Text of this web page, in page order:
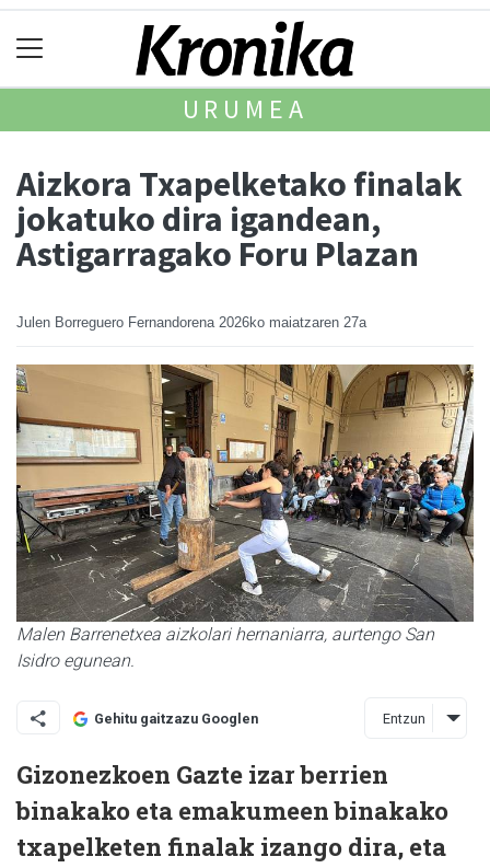
URUMEA
Aizkora Txapelketako finalak
jokatuko dira igandean,
Astigarragako Foru Plazan
Julen Borreguero Fernandorena 2026ko maiatzaren 27a
Malen Barrenetxea aizkolari hernaniarra, aurtengo San
Isidro egunean.
Gehitu gaitzazu Googlen Entzun
Gizonezkoen Gazte izar berrien
binakako eta emakumeen binakako
txapelketen finalak izango dira, eta